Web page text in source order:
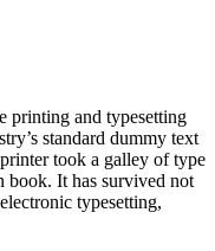
printing and typesetting
standard dummy text
took a galley of type
book. It has survived not
typesetting,